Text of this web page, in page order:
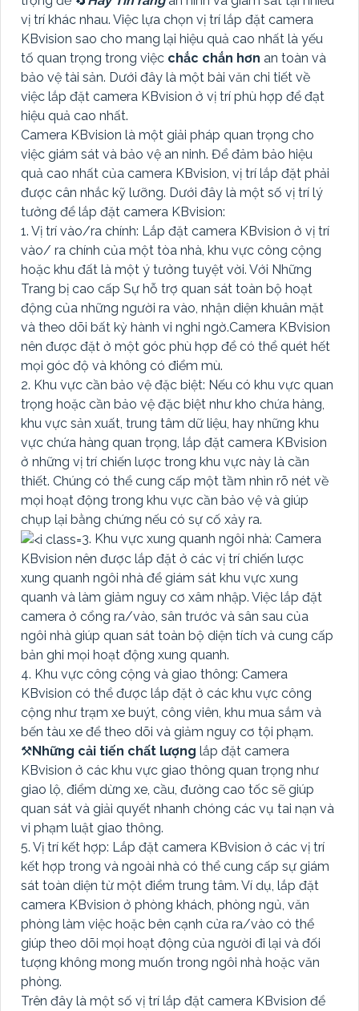
vị trí khác nhau. Việc lựa chọn vị trí lắp đặt camera
KBvision sao cho mang lại hiệu quả cao nhất là yếu
tố quan trọng trong việc chắc chắn hơn an toàn và
bảo vệ tài sản. Dưới đây là một bài văn chi tiết về
việc lắp đặt camera KBvision ở vị trí phù hợp để đạt
hiệu quả cao nhất.
Camera KBvision là một giải pháp quan trọng cho
việc giám sát và bảo vệ an ninh. Để đảm bảo hiệu
quả cao nhất của camera KBvision, vị trí lắp đặt phải
được cân nhắc kỹ lưỡng. Dưới đây là một số vị trí lý
tưởng để lắp đặt camera KBvision:
1. Vị trí vào/ra chính: Lắp đặt camera KBvision ở vị trí
vào/ ra chính của một tòa nhà, khu vực công cộng
hoặc khu đất là một ý tưởng tuyệt vời. Với Những
Trang bị cao cấp Sự hỗ trợ quan sát toàn bộ hoạt
động của những người ra vào, nhận diện khuân mặt
và theo dõi bất kỳ hành vi nghi ngờ.Camera KBvision
nên được đặt ở một góc phù hợp để có thể quét hết
mọi góc độ và không có điểm mù.
2. Khu vực cần bảo vệ đặc biệt: Nếu có khu vực quan
trọng hoặc cần bảo vệ đặc biệt như kho chứa hàng,
khu vực sản xuất, trung tâm dữ liệu, hay những khu
vực chứa hàng quan trọng, lắp đặt camera KBvision
ở những vị trí chiến lược trong khu vực này là cần
thiết. Chúng có thể cung cấp một tầm nhìn rõ nét về
mọi hoạt động trong khu vực cần bảo vệ và giúp
chụp lại bằng chứng nếu có sự cố xảy ra.
3. Khu vực xung quanh ngôi nhà: Camera
KBvision nên được lắp đặt ở các vị trí chiến lược
xung quanh ngôi nhà để giám sát khu vực xung
quanh và làm giảm nguy cơ xâm nhập. Việc lắp đặt
camera ở cổng ra/vào, sân trước và sân sau của
ngôi nhà giúp quan sát toàn bộ diện tích và cung cấp
bản ghi mọi hoạt động xung quanh.
4. Khu vực công cộng và giao thông: Camera
KBvision có thể được lắp đặt ở các khu vực công
cộng như trạm xe buýt, công viên, khu mua sắm và
bến tàu xe để theo dõi và giảm nguy cơ tội phạm.
⚒Những cải tiến chất lượng lắp đặt camera
KBvision ở các khu vực giao thông quan trọng như
giao lộ, điểm dừng xe, cầu, đường cao tốc sẽ giúp
quan sát và giải quyết nhanh chóng các vụ tai nạn và
vi phạm luật giao thông.
5. Vị trí kết hợp: Lắp đặt camera KBvision ở các vị trí
kết hợp trong và ngoài nhà có thể cung cấp sự giám
sát toàn diện từ một điểm trung tâm. Ví dụ, lắp đặt
camera KBvision ở phòng khách, phòng ngủ, văn
phòng làm việc hoặc bên cạnh cửa ra/vào có thể
giúp theo dõi mọi hoạt động của người đi lại và đối
tượng không mong muốn trong ngôi nhà hoặc văn
phòng.
Trên đây là một số vị trí lắp đặt camera KBvision để